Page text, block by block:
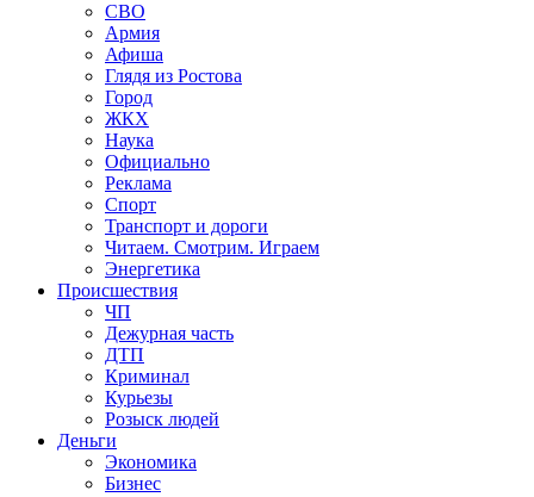
СВО
Армия
Афиша
Глядя из Ростова
Город
ЖКХ
Наука
Официально
Реклама
Спорт
Транспорт и дороги
Читаем. Смотрим. Играем
Энергетика
Происшествия
ЧП
Дежурная часть
ДТП
Криминал
Курьезы
Розыск людей
Деньги
Экономика
Бизнес